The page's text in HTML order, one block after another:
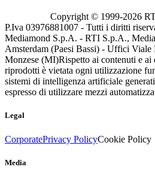
Copyright © 1999-2026
P.Iva 03976881007 - Tutti i diritti
Mediamond S.p.A. - RTI S.p.A.,
Amsterdam (Paesi Bassi) - Uffici
Monzese (MI)Rispetto ai contenuti e ai
riprodotti è vietata ogni utilizzazione
sistemi di intelligenza artificiale
espresso di utilizzare mezzi
Legal
CorporatePrivacy PolicyCookie Policy
Media